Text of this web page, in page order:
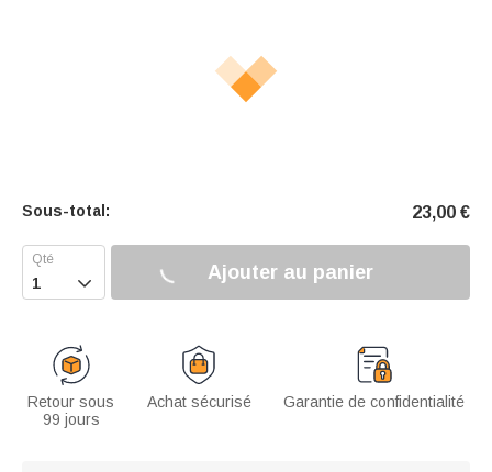
Sous-total: 23,00 €
 Ajouter au panier
Retour sous
99 jours
Achat sécurisé Garantie de confidentialité